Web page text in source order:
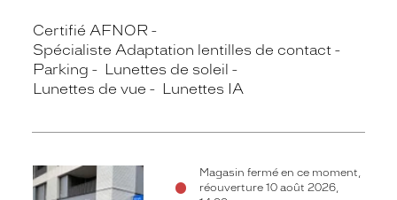
Certifié AFNOR
Spécialiste Adaptation lentilles de contact
Parking
Lunettes de soleil
Lunettes de vue
Lunettes IA
Magasin fermé en ce moment,
réouverture 10 août 2026,